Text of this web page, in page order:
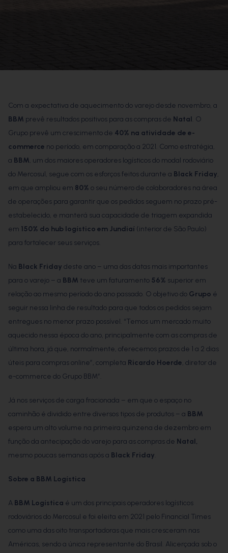
Com a expectativa de aquecimento do varejo desde novembro, a
BBM prevê resultados positivos para as compras de Natal . O
Grupo prevê um crescimento de 40% na atividade de e-
commerce no período, em comparação a 2021. Como estratégia,
a BBM, um dos maiores operadores logísticos do modal rodoviário
do Mercosul, segue com os esforços feitos durante a Black Friday,
em que ampliou em 80% o seu número de colaboradores na área
de operações para garantir que os pedidos seguem no prazo pré-
estabelecido, e manterá sua capacidade de triagem expandida
em 150% do hub logístico em Jundiaí (interior de São Paulo)
para fortalecer seus serviços.
Na Black Friday deste ano – uma das datas mais importantes
para o varejo – a BBM teve um faturamento 56% superior em
relação ao mesmo período do ano passado. O objetivo do Grupo é
seguir nessa linha de resultado para que todos os pedidos sejam
entregues no menor prazo possível. “Temos um mercado muito
aquecido nessa época do ano, principalmente com as compras de
última hora, já que, normalmente, oferecemos prazos de 1 a 2 dias
úteis para compras online”, completa Ricardo Hoerde, diretor de
e-commerce do Grupo BBM”.
Já nos serviços de carga fracionada – em que o espaço no
caminhão é dividido entre diversos tipos de produtos – a BBM
espera um alto volume na primeira quinzena de dezembro em
função da antecipação do varejo para as compras de Natal,
mesmo poucas semanas após a Black Friday
Sobre a BBM Logística
A BBM Logística é um dos principais operadores logísticos
rodoviários do Mercosul e foi eleita em 2021 pelo Financial Times
como uma das oito transportadoras que mais cresceram nas
Américas, sendo a única representante do Brasil. Alicerçada sob o